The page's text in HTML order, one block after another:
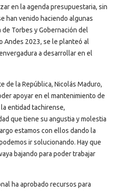
en la agenda presupuestaria, sin
han venido haciendo algunas
Torbes y Gobernación del
Andes 2023, se le planteó al
a desarrollar en el
de la República, Nicolás Maduro,
apoyar en el mantenimiento de
entidad tachirense,
que tiene su angustia y molestia
estamos con ellos dando la
ir solucionando. Hay que
bajando para poder trabajar
ha aprobado recursos para